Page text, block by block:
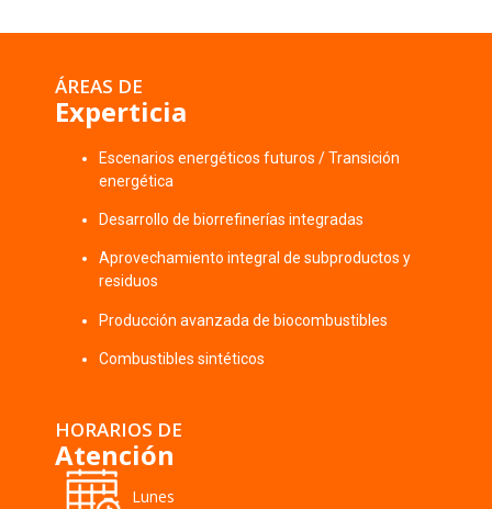
ÁREAS DE
Experticia
Escenarios energéticos futuros / Transición
energética
Desarrollo de biorrefinerías integradas
Aprovechamiento integral de subproductos y
residuos
Producción avanzada de biocombustibles
Combustibles sintéticos
HORARIOS DE
Atención
Lunes